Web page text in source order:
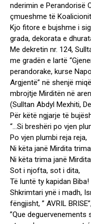
nderimin e Perandorisë
çmueshme të
Kjo fitore e bujshme i
grada, dekorata e
Me dekretin nr. 124,
me gradën e lartë
perandorake, kurse
Argjentë” në shenjë
mbrojtje Mirditën në
(Sulltan Abdyl Mexhiti,
Për këtë ngjarje të
“…Si breshëri po vjen
Po vjen plumbi reja reja,
Ni këta janë Mirdita
Ni këta trima janë
Sot i njofta, sot i dita,
Të luntë ty kapidan Biba!
Shkrimtari ynë i madh,
fëngjisht, ” AVRIL
”Que